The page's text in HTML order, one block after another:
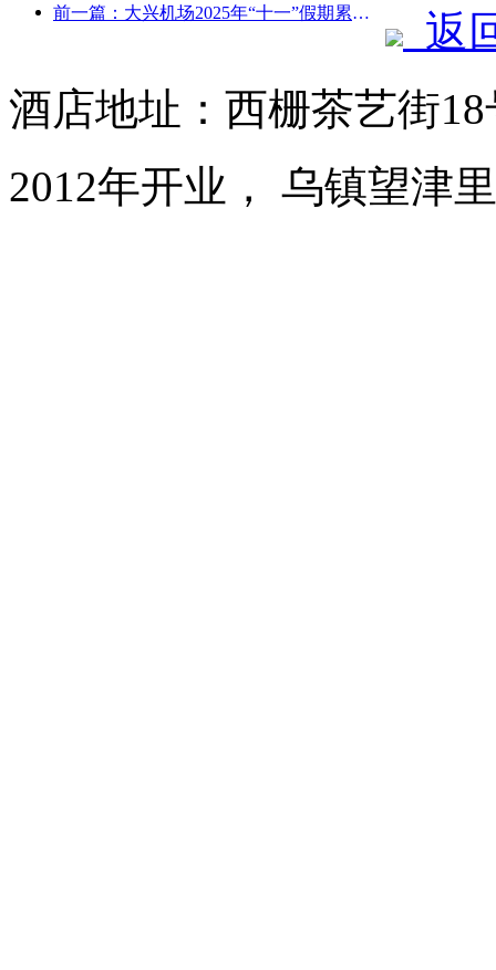
前一篇：大兴机场2025年“十一”假期累计运送旅客130万余人次
返
酒店地址：西栅茶艺街
2012年开业， 乌镇望